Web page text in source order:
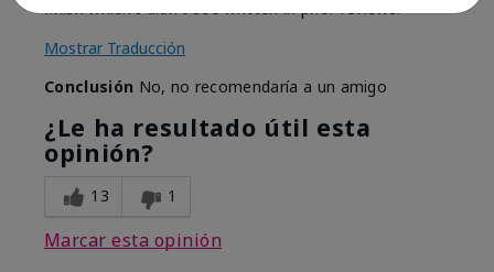
finish which I didn't see written in prior reviews.
Mostrar Traducción
Conclusión No, no recomendaría a un amigo
¿Le ha resultado útil esta
opinión?
13 1
Marcar esta opinión